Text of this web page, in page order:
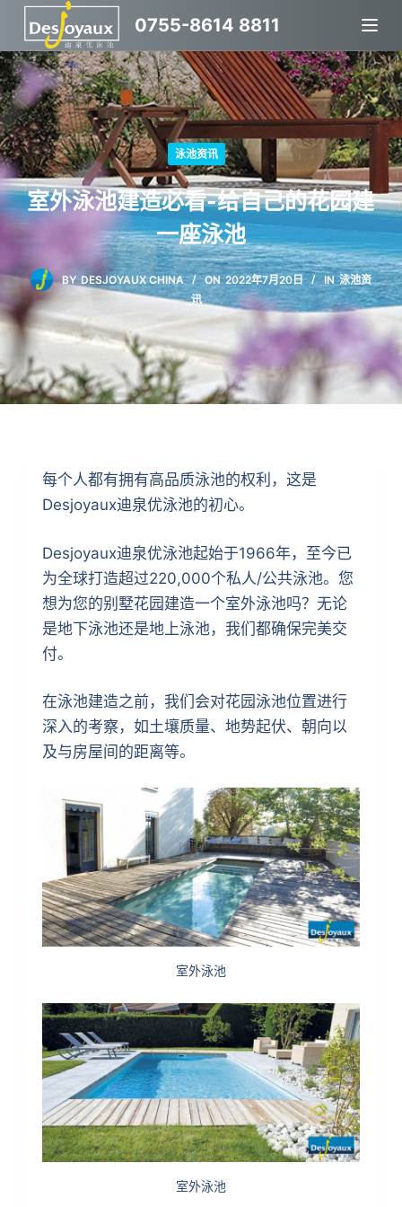
跳
过
内
容
0755-8614 8811
泳池资讯
室外泳池建造必看-给自己的花园建
一座泳池
BY DESJOYAUX CHINA ON 2022年7月20日 IN 泳池资
讯
每个人都有拥有高品质泳池的权利，这是
Desjoyaux迪泉优泳池的初心。
Desjoyaux迪泉优泳池起始于1966年，至今已
为全球打造超过220,000个私人/公共泳池。您
想为您的别墅花园建造一个室外泳池吗？无论
是地下泳池还是地上泳池，我们都确保完美交
付。
在泳池建造之前，我们会对花园泳池位置进行
深入的考察，如土壤质量、地势起伏、朝向以
及与房屋间的距离等。
室外泳池
室外泳池